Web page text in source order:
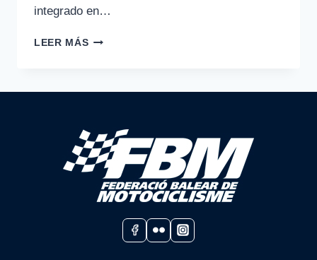
integrado en…
LEER MÁSRETOS
LA
MESA
REDONDA
«LA
MOTO
MALLORCA,